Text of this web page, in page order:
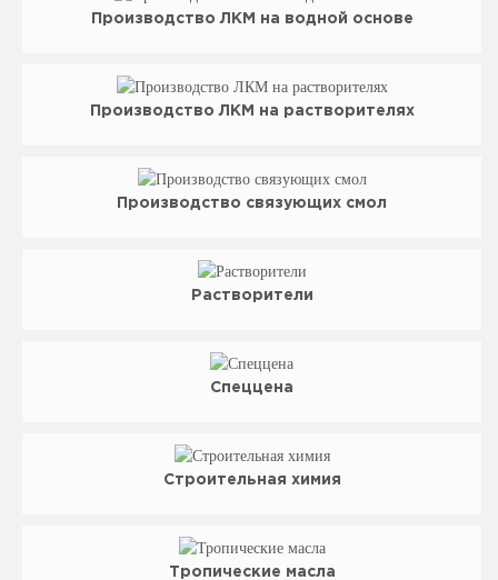
Производство ЛКМ на водной основе
Производство ЛКМ на растворителях
Производство связующих смол
Растворители
Спеццена
Строительная химия
Тропические масла